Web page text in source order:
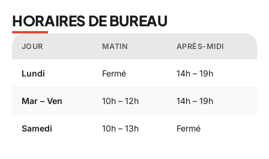
HORAIRES DE BUREAU
JOUR MATIN APRÈS-MIDI
Lundi Fermé 14h – 19h
Mar – Ven 10h – 12h 14h – 19h
Samedi 10h – 13h Fermé